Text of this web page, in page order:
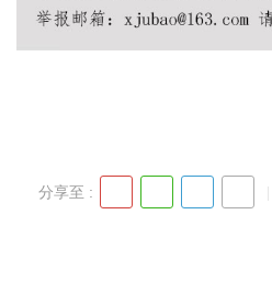
Bo
分享至 :